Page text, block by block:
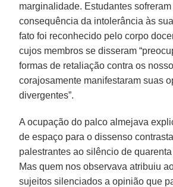
marginalidade. Estudantes
consequência da intolerância às
fato foi reconhecido pelo corpo
cujos membros se disseram
formas de retaliação contra os
corajosamente manifestaram suas
divergentes”.
A ocupação do palco almejava
de espaço para o dissenso
palestrantes ao silêncio de
Mas quem nos observava atribuiu
sujeitos silenciados a opinião que